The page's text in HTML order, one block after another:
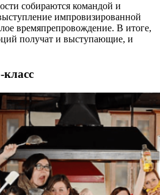
собираются командой и
импровизированной
времяпрепровождение. В итоге,
получат и выступающие, и